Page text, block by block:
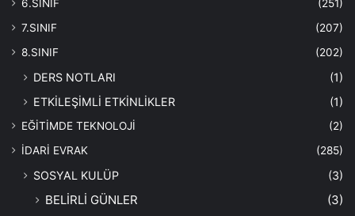
6.SINIF
(251)
7.SINIF
(207)
8.SINIF
(202)
DERS NOTLARI
(1)
ETKİLEŞİMLİ ETKİNLİKLER
(1)
EĞİTİMDE TEKNOLOJİ
(2)
İDARİ EVRAK
(285)
SOSYAL KULÜP (3)
BELİRLİ GÜNLER (3)